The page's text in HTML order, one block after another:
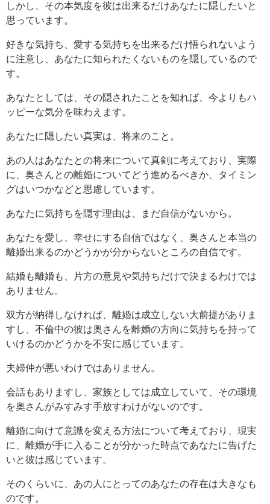
しかし、その本気度を彼は出来るだけあなたに隠したいと
思っています。
好きな気持ち、愛する気持ちを出来るだけ悟られないよう
に注意し、あなたに知られたくないものを隠しているので
す。
あなたとしては、その隠されたことを知れば、今よりもハ
ッピーな気分を味わえます。
あなたに隠したい真実は、将来のこと。
あの人はあなたとの将来について真剣に考えており、実際
に、奥さんとの離婚についてどう進めるべきか、タイミン
グはいつかなどと思慮しています。
あなたに気持ちを隠す理由は、まだ自信がないから。
あなたを愛し、幸せにする自信ではなく、奥さんと本当の
離婚出来るのかどうかが分からないところの自信です。
結婚も離婚も、片方の意見や気持ちだけで決まるわけでは
ありません。
双方が納得しなければ、離婚は成立しない大前提がありま
すし、不倫中の彼は奥さんを離婚の方向に気持ちを持って
いけるのかどうかを不安に感じています。
夫婦仲が悪いわけではありません。
会話もありますし、家族としては成立していて、その環境
を奥さんがみすみす手放すわけがないのです。
離婚に向けて意識を変える方法について考えており、現実
に、離婚が手に入ることが分かった時点であなたに告げた
いと彼は感じています。
そのくらいに、あの人にとってのあなたの存在は大きなも
のです。